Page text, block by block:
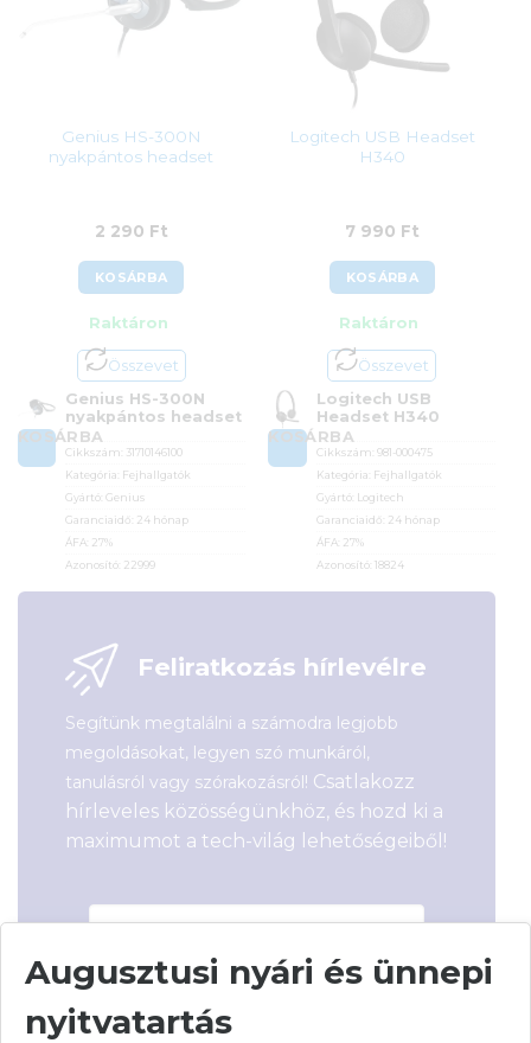
Genius HS-300N
nyakpántos headset
2 290 Ft
KOSÁRBA
Raktáron
Összevet
KOSÁRBA
Genius HS-300N
nyakpántos headset
Cikkszám: 31710146100
Kategória: Fejhallgatók
Gyártó:Genius
Garanciaidő: 24 hónap
ÁFA: 27%
Azonosító: 22999
Logitech USB Headset
H340
7 990 Ft
KOSÁRBA
Raktáron
Összevet
KOSÁRBA
Logitech USB
Headset H340
Cikkszám: 981-000475
Kategória: Fejhallgatók
Gyártó: Logitech
Garanciaidő: 24 hónap
ÁFA: 27%
Azonosító: 18824
Feliratkozás hírlevélre
Segítünk megtalálni a számodra legjobb
megoldásokat, legyen szó munkáról,
tanulásról vagy szórakozásról! Csatlakozz
hírleveles közösségünkhöz, és hozd ki a
maximumot a tech-világ lehetőségeiből!
Augusztusi nyári és ünnepi
nyitvatartás